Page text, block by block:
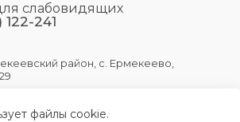
слабовидящих
122-241
район, с. Ермекеево,
файлы cookie.